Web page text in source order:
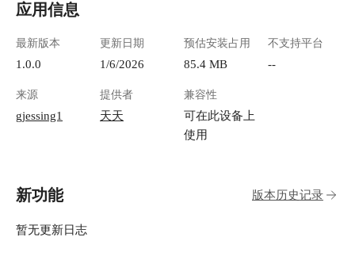
应用信息
最新版本
1.0.0
更新日期
1/6/2026
预估安装占用
85.4 MB
不支持平台
--
来源
gjessing1
提供者
天天
兼容性
可在此设备上
使用
新功能 版本历史记录
暂无更新日志